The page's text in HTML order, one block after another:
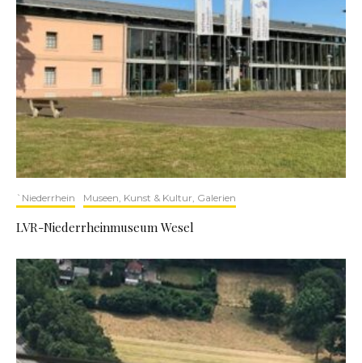
`Niederrhein Museen, Kunst & Kultur, Galerien
LVR-Niederrheinmuseum Wesel